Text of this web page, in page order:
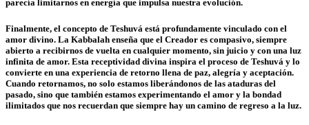
parecía limitarnos en energía que impulsa nuestra evolución.
Finalmente, el concepto de Teshuvá está profundamente vinculado con el
amor divino. La Kabbalah enseña que el Creador es compasivo, siempre
abierto a recibirnos de vuelta en cualquier momento, sin juicio y con una luz
infinita de amor. Esta receptividad divina inspira el proceso de Teshuvá y lo
convierte en una experiencia de retorno llena de paz, alegría y aceptación.
Cuando retornamos, no solo estamos liberándonos de las ataduras del
pasado, sino que también estamos experimentando el amor y la bondad
ilimitados que nos recuerdan que siempre hay un camino de regreso a la luz.